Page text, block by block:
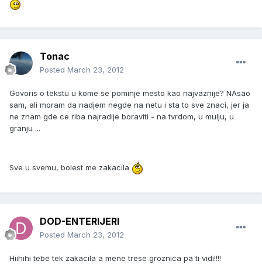
Tonac
Posted March 23, 2012
Govoris o tekstu u kome se pominje mesto kao najvaznije? NAsao
sam, ali moram da nadjem negde na netu i sta to sve znaci, jer ja
ne znam gde ce riba najradije boraviti - na tvrdom, u mulju, u
granju ...
Sve u svemu, bolest me zakacila
DOD-ENTERIJERI
Posted March 23, 2012
Hiihihi tebe tek zakacila a mene trese groznica pa ti vidi!!!!